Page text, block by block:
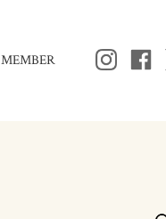
MEMBER